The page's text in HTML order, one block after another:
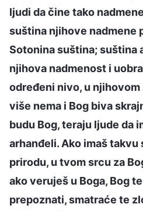
ljudi da čine tako
suština njihove nadmene
Sotonina suština; suština
njihova nadmenost i
određeni nivo, u njihovom
više nema i Bog biva
budu Bog, teraju ljude da
arhanđeli. Ako imaš takvu
prirodu, u tvom srcu za
ako veruješ u Boga, Bog
prepoznati, smatraće te